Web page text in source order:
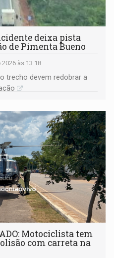
deixa pista
de Pimenta Bueno
às 13:18
trecho devem redobrar a
Motociclista tem
com carreta na